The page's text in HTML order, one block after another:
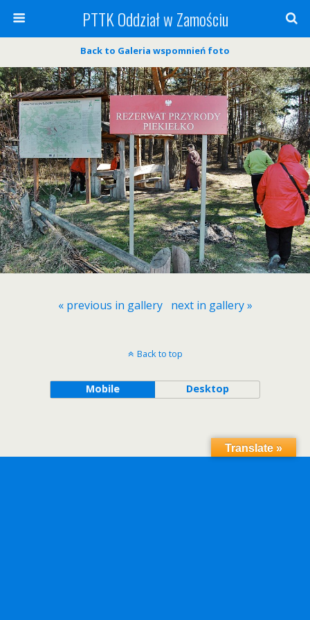
PTTK Oddział w Zamościu
Back to Galeria wspomnień foto
« previous in gallery next in gallery »
Back to top
Mobile Desktop
Translate »